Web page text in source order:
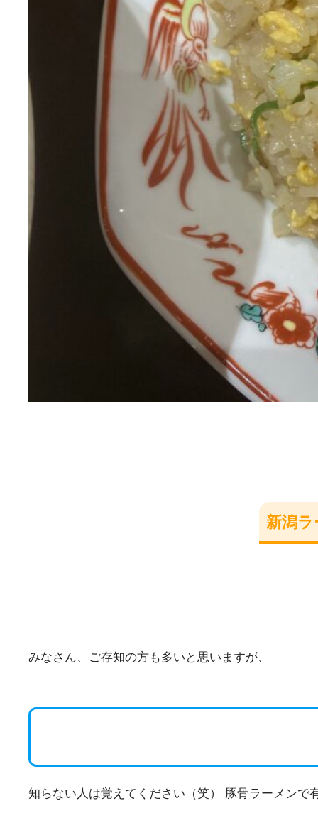
新潟ラ
みなさん、ご存知の方も多いと思いますが、
知らない人は覚えてください（笑） 豚骨ラーメンで